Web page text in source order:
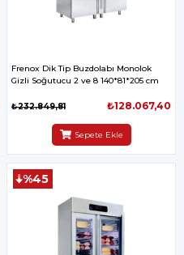
Frenox Dik Tip Buzdolabı Monolok
Gizli Soğutucu 2 ve 8 140*81*205 cm
₺128.067,40
₺232.849,81
Sepete Ekle
%45